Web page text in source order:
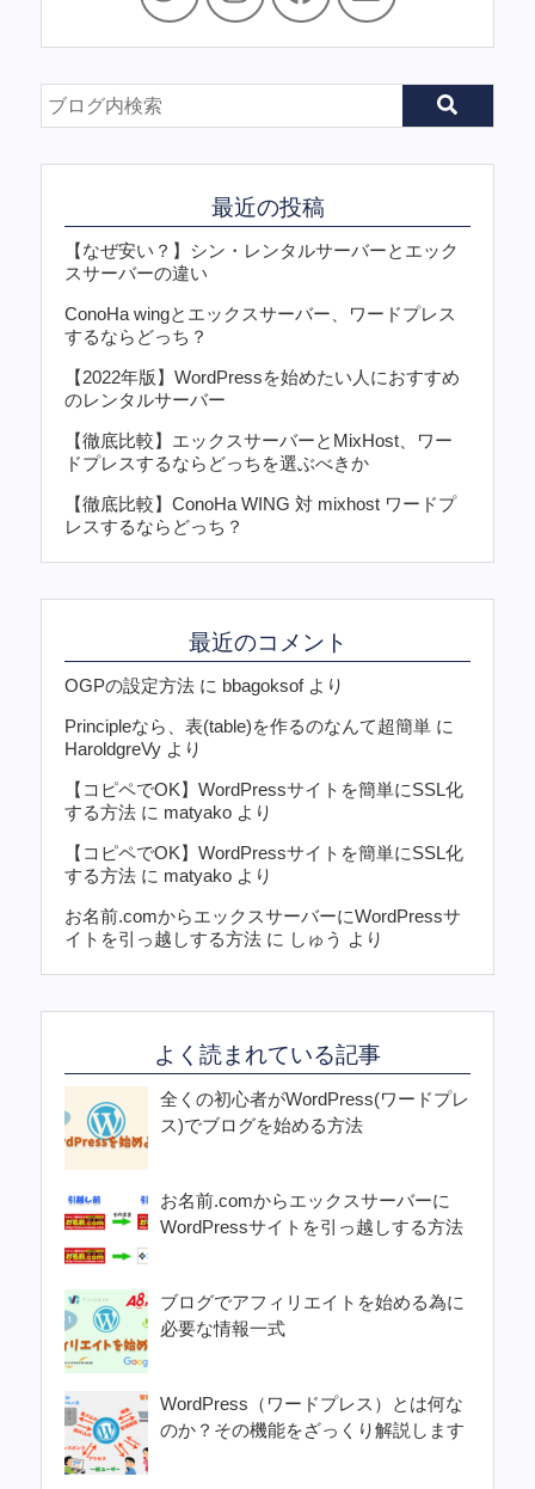
最近の投稿
【なぜ安い？】シン・レンタルサーバーとエック
スサーバーの違い
ConoHa wingとエックスサーバー、ワードプレス
するならどっち？
【2022年版】WordPressを始めたい人におすすめ
のレンタルサーバー
【徹底比較】エックスサーバーとMixHost、ワー
ドプレスするならどっちを選ぶべきか
【徹底比較】ConoHa WING 対 mixhost ワードプ
レスするならどっち？
最近のコメント
OGPの設定方法 に bbagoksofより
Principleなら、表(table)を作るのなんて超簡単 に
HaroldgreVy より
【コピペでOK】WordPressサイトを簡単にSSL化
する方法 に matyako より
【コピペでOK】WordPressサイトを簡単にSSL化
する方法 に matyako より
お名前.comからエックスサーバーにWordPressサ
イトを引っ越しする方法 に しゅう より
よく読まれている記事
全くの初心者がWordPress(ワードプレ
ス)でブログを始める方法
お名前.comからエックスサーバーに
WordPressサイトを引っ越しする方法
ブログでアフィリエイトを始める為に
必要な情報一式
WordPress（ワードプレス）とは何な
のか？その機能をざっくり解説します